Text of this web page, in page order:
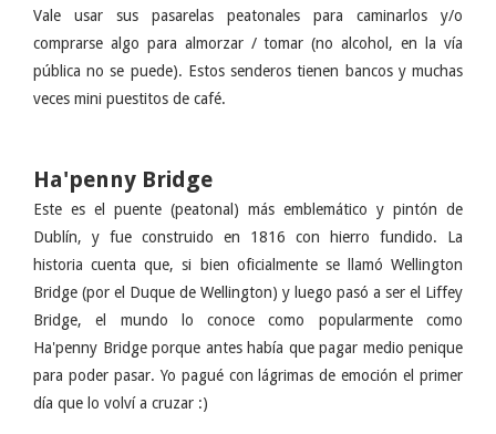
Vale usar sus pasarelas peatonales para caminarlos y/o
comprarse algo para almorzar / tomar (no alcohol, en la vía
pública no se puede). Estos senderos tienen bancos y muchas
veces mini puestitos de café.
Ha'penny Bridge
Este es el puente (peatonal) más emblemático y pintón de
Dublín, y fue construido en 1816 con hierro fundido. La
historia cuenta que, si bien oficialmente se llamó Wellington
Bridge (por el Duque de Wellington) y luego pasó a ser el Liffey
Bridge, el mundo lo conoce como popularmente como
Ha'penny Bridge porque antes había que pagar medio penique
para poder pasar. Yo pagué con lágrimas de emoción el primer
día que lo volví a cruzar :)